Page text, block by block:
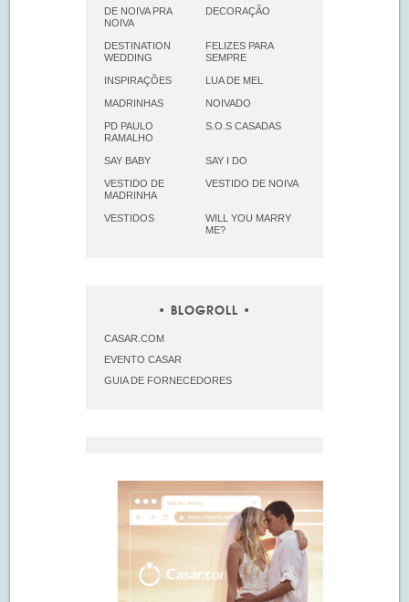
DE NOIVA PRA
NOIVA
DECORAÇÃO
DESTINATION
WEDDING
FELIZES PARA
SEMPRE
INSPIRAÇÕES LUA DE MEL
MADRINHAS NOIVADO
PD PAULO
RAMALHO
S.O.S CASADAS
SAY BABY SAY I DO
VESTIDO DE
MADRINHA
VESTIDO DE NOIVA
VESTIDOS
WILL YOU MARRY
ME?
BLOGROLL
CASAR.COM
EVENTO CASAR
GUIA DE FORNECEDORES